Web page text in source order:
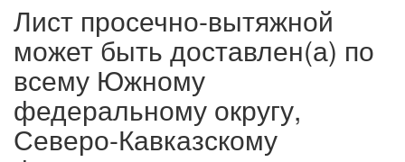
Лист просечно-вытяжной
может быть доставлен(а) по
всему Южному
федеральному округу,
Северо-Кавказскому